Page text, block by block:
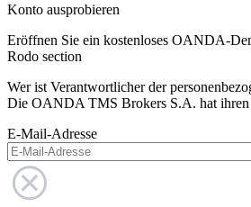
Konto ausprobieren
Eröffnen Sie ein kostenloses OANDA-
Rodo section
Wer ist Verantwortlicher der
Die OANDA TMS Brokers S.A. hat ihren
E-Mail-Adresse